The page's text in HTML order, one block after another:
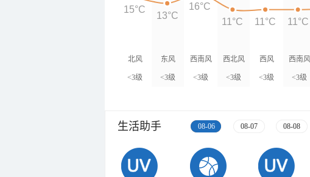
北风
<3级
东风
<3级
西南风
<3级
西北风
<3级
西风
<3级
西南风
<3级
15°C
13°C
16°C
11°C 11°C 11°C
生活助手 08-06 08-07 08-08